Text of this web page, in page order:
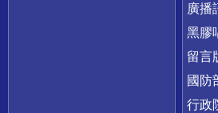
廣播
黑膠
留言
國防
行政